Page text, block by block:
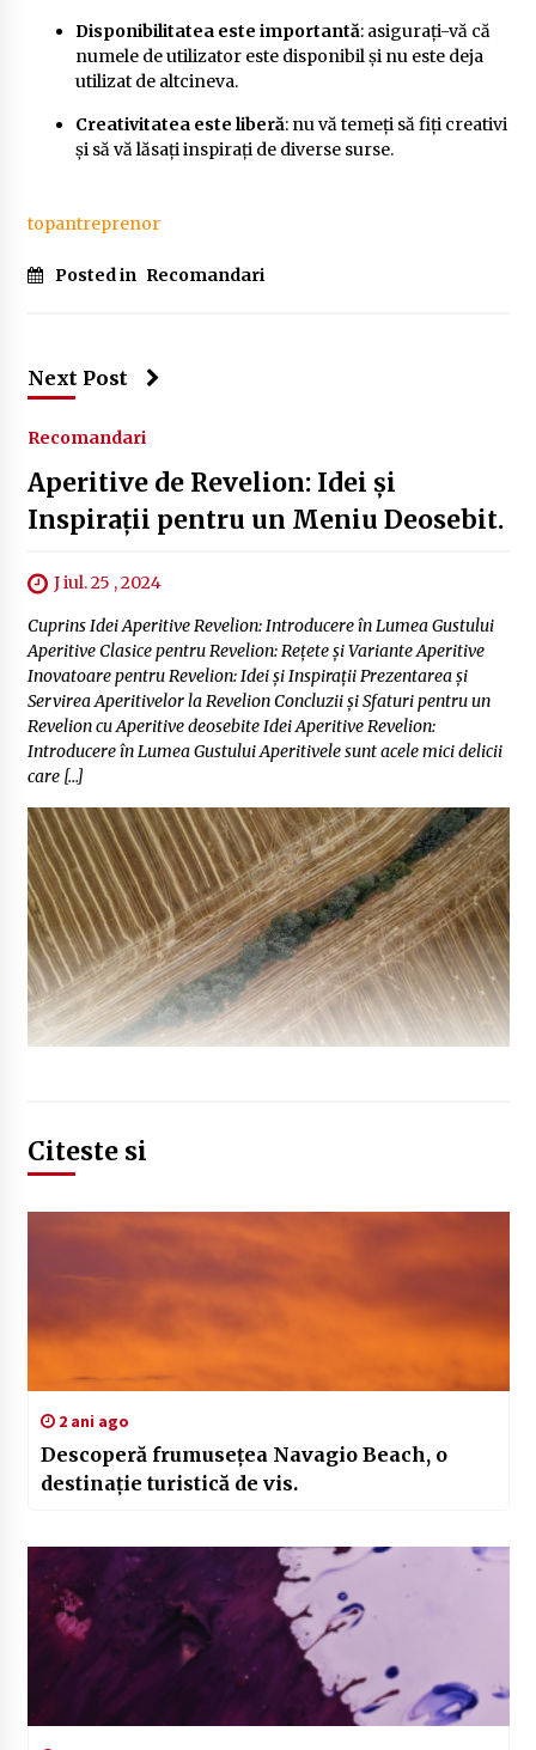
Disponibilitatea este importantă: asigurați-vă că
numele de utilizator este disponibil și nu este deja
utilizat de altcineva.
Creativitatea este liberă: nu vă temeți să fiți creativi
și să vă lăsați inspirați de diverse surse.
topantreprenor
Posted in Recomandari
Next Post
Recomandari
Aperitive de Revelion: Idei și
Inspirații pentru un Meniu Deosebit.
J iul. 25 , 2024
Cuprins Idei Aperitive Revelion: Introducere în Lumea Gustului
Aperitive Clasice pentru Revelion: Rețete și Variante Aperitive
Inovatoare pentru Revelion: Idei și Inspirații Prezentarea și
Servirea Aperitivelor la Revelion Concluzii și Sfaturi pentru un
Revelion cu Aperitive deosebite Idei Aperitive Revelion:
Introducere în Lumea Gustului Aperitivele sunt acele mici delicii
care […]
Citeste si
2 ani ago
Descoperă frumusețea Navagio Beach, o
destinație turistică de vis.